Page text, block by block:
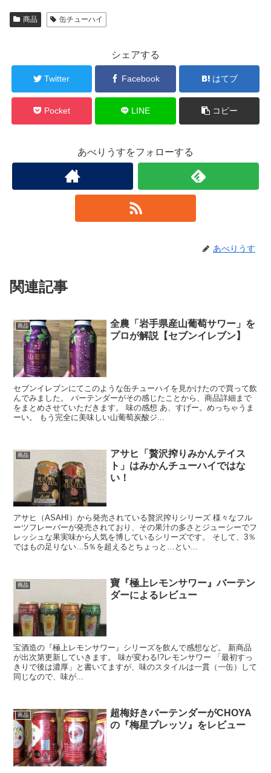
商品 缶チューハイ
シェアする
Twitter Facebook はてブ
Pocket LINE コピー
あべりうすをフォローする
あべりうす
関連記事
商品
全農「岩手県産山葡萄サワー」を
プロが解説【セブンイレブン】
セブンイレブンにてこのような缶チューハイを見かけたので買って飲
んでみました。 バーテンダーがその感じたことから、商品詳細まで
をまとめさせていただきます。 味の感想 あ、すげー。めっちゃうま
ーい。 もう完全に美味しい山葡萄炭酸ジ...
商品
アサヒ「贅沢搾りみかんテイス
ト」はみかんチューハイではな
い！
アサヒ（ASAHI）から発売されている贅沢搾りシリーズ 様々なフル
ーツフレーバーが発売されており、その果汁の多さとジューシーでフ
レッシュな果実味から人気を博しているシリーズです。 そして、3％
ではもの足りない…5％を超えるとちょっと…とい...
商品
寶『極上レモンサワー』バーテン
ダーによるレビュー
宝酒造の『極上レモンサワー』シリーズを飲んで感想など。 新商品
が出次第更新していきます。 味が変わる!?レモンサワー 「最初すっ
きりで後は濃厚」と書いてますが、味のスタイルは一貫（一缶）して
同じなので、味が...
商品
超梅好きバーテンダーがCHOYA
の『梅星プレッソ』をレビュー